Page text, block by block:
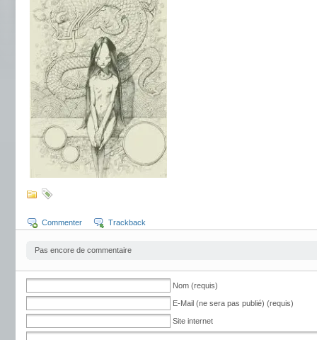
Commenter Trackback
Pas encore de commentaire
Nom (requis)
E-Mail (ne sera pas publié) (requis)
Site internet